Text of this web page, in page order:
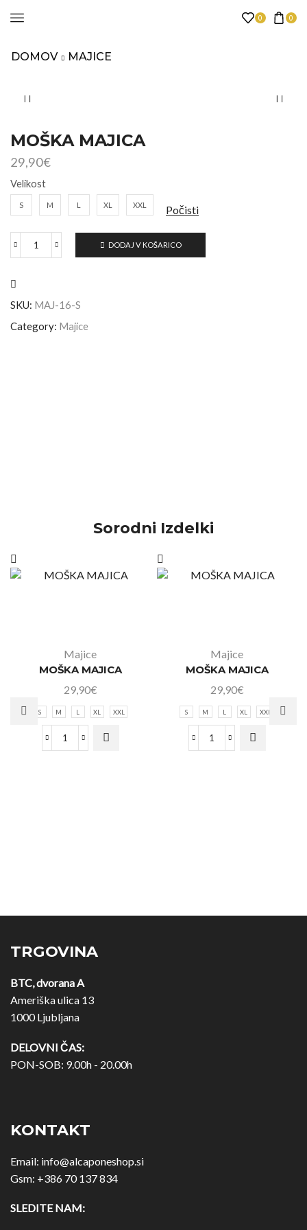
0 0
DOMOV MAJICE
MOŠKA MAJICA
29,90€
Velikost
S M L XL XXL Počisti
DODAJ V KOŠARICO
SKU: MAJ-16-S
Category: Majice
Sorodni Izdelki
Majice
MOŠKA MAJICA
29,90€
S M L XL XXL
Majice
MOŠKA MAJICA
29,90€
S M L XL XXL
TRGOVINA
BTC, dvorana A
Ameriška ulica 13
1000 Ljubljana
DELOVNI ČAS:
PON-SOB: 9.00h - 20.00h
KONTAKT
Email: info@alcaponeshop.si
Gsm: +386 70 137 834
SLEDITE NAM: